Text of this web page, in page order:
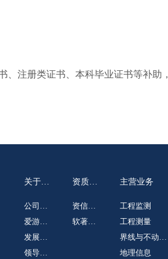
、注册类证书、本科毕业证书等补
关于我
公司简
介
爱游戏
平台
发展历
程
领导致
资质荣
资信及
荣誉
软著及
主营业务
工程监测
工程测量
界线与不动产
测绘
地理信息